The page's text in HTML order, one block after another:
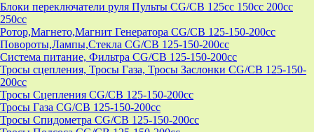
Блоки переключатели руля Пульты CG/CB 125cc 150cc 200cc
250cc
Ротор,Магнето,Магнит Генератора CG/CB 125-150-200cc
Повороты,Лампы,Стекла CG/CB 125-150-200cc
Система питание, Фильтра CG/CB 125-150-200cc
Тросы сцепления, Тросы Газа, Тросы Заслонки CG/CB 125-150-
200cc
Тросы Сцепления CG/CB 125-150-200cc
Тросы Газа CG/CB 125-150-200cc
Тросы Спидометра CG/CB 125-150-200cc